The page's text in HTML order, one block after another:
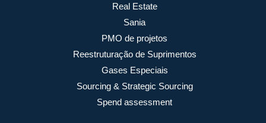
Real Estate
Sania
PMO de projetos
Reestruturação de Suprimentos
Gases Especiais
Sourcing & Strategic Sourcing
Spend assessment